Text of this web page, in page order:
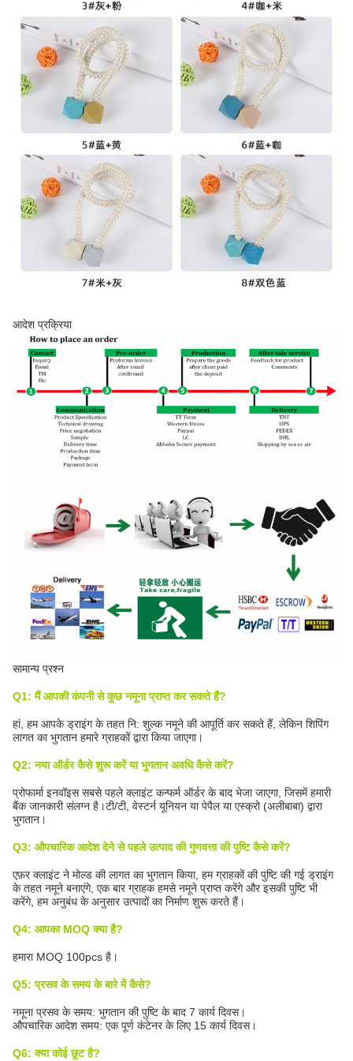
आदेश प्रक्रिया
सामान्य प्रश्न
Q1: मैं आपकी कंपनी से कुछ नमूना प्राप्त कर सकते हैं?
हां, हम आपके ड्राइंग के तहत नि: शुल्क नमूने की आपूर्ति कर सकते हैं, लेकिन शिपिंग
लागत का भुगतान हमारे ग्राहकों द्वारा किया जाएगा।
Q2: नया ऑर्डर कैसे शुरू करें या भुगतान अवधि कैसे करें?
प्रोफार्मा इनवॉइस सबसे पहले क्लाइंट कन्फर्म ऑर्डर के बाद भेजा जाएगा, जिसमें हमारी
बैंक जानकारी संलग्न है।टी/टी, वेस्टर्न यूनियन या पेपैल या एस्क्रो (अलीबाबा) द्वारा
भुगतान।
Q3: औपचारिक आदेश देने से पहले उत्पाद की गुणवत्ता की पुष्टि कैसे करें?
एफ़र क्लाइंट ने मोल्ड की लागत का भुगतान किया, हम ग्राहकों की पुष्टि की गई ड्राइंग
के तहत नमूने बनाएंगे, एक बार ग्राहक हमसे नमूने प्राप्त करेंगे और इसकी पुष्टि भी
करेंगे, हम अनुबंध के अनुसार उत्पादों का निर्माण शुरू करते हैं।
Q4: आपका MOQ क्या है?
हमारा MOQ 100pcs है।
Q5: प्रसव के समय के बारे में कैसे?
नमूना प्रसव के समय: भुगतान की पुष्टि के बाद 7 कार्य दिवस।
औपचारिक आदेश समय: एक पूर्ण कंटेनर के लिए 15 कार्य दिवस।
Q6: क्या कोई छूट है?